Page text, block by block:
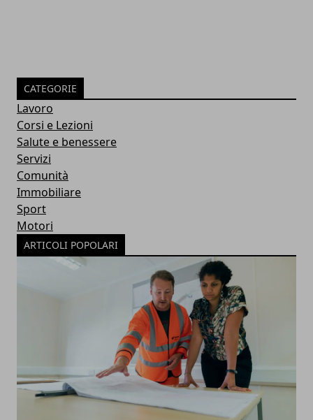
CATEGORIE
Lavoro
Corsi e Lezioni
Salute e benessere
Servizi
Comunità
Immobiliare
Sport
Motori
ARTICOLI POPOLARI